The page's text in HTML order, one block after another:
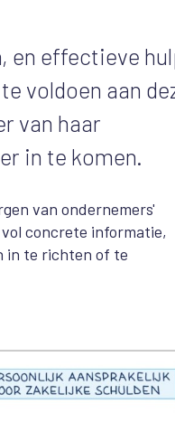
en effectieve
voldoen aan
van haar
in te komen.
van ondernemers'
concrete informatie,
in te richten of te